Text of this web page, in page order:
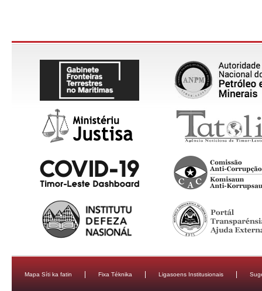
Mapa Síti ka fatin Fixa Téknika Ligasoens Institusionais